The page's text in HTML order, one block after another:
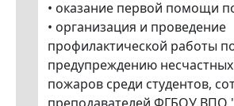
• оказание первой помощи
• организация и проведение
профилактической работы
предупреждению несчастных
пожаров среди студентов,